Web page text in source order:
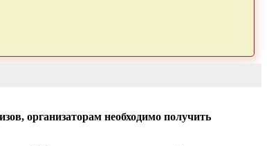
организаторам необходимо получить